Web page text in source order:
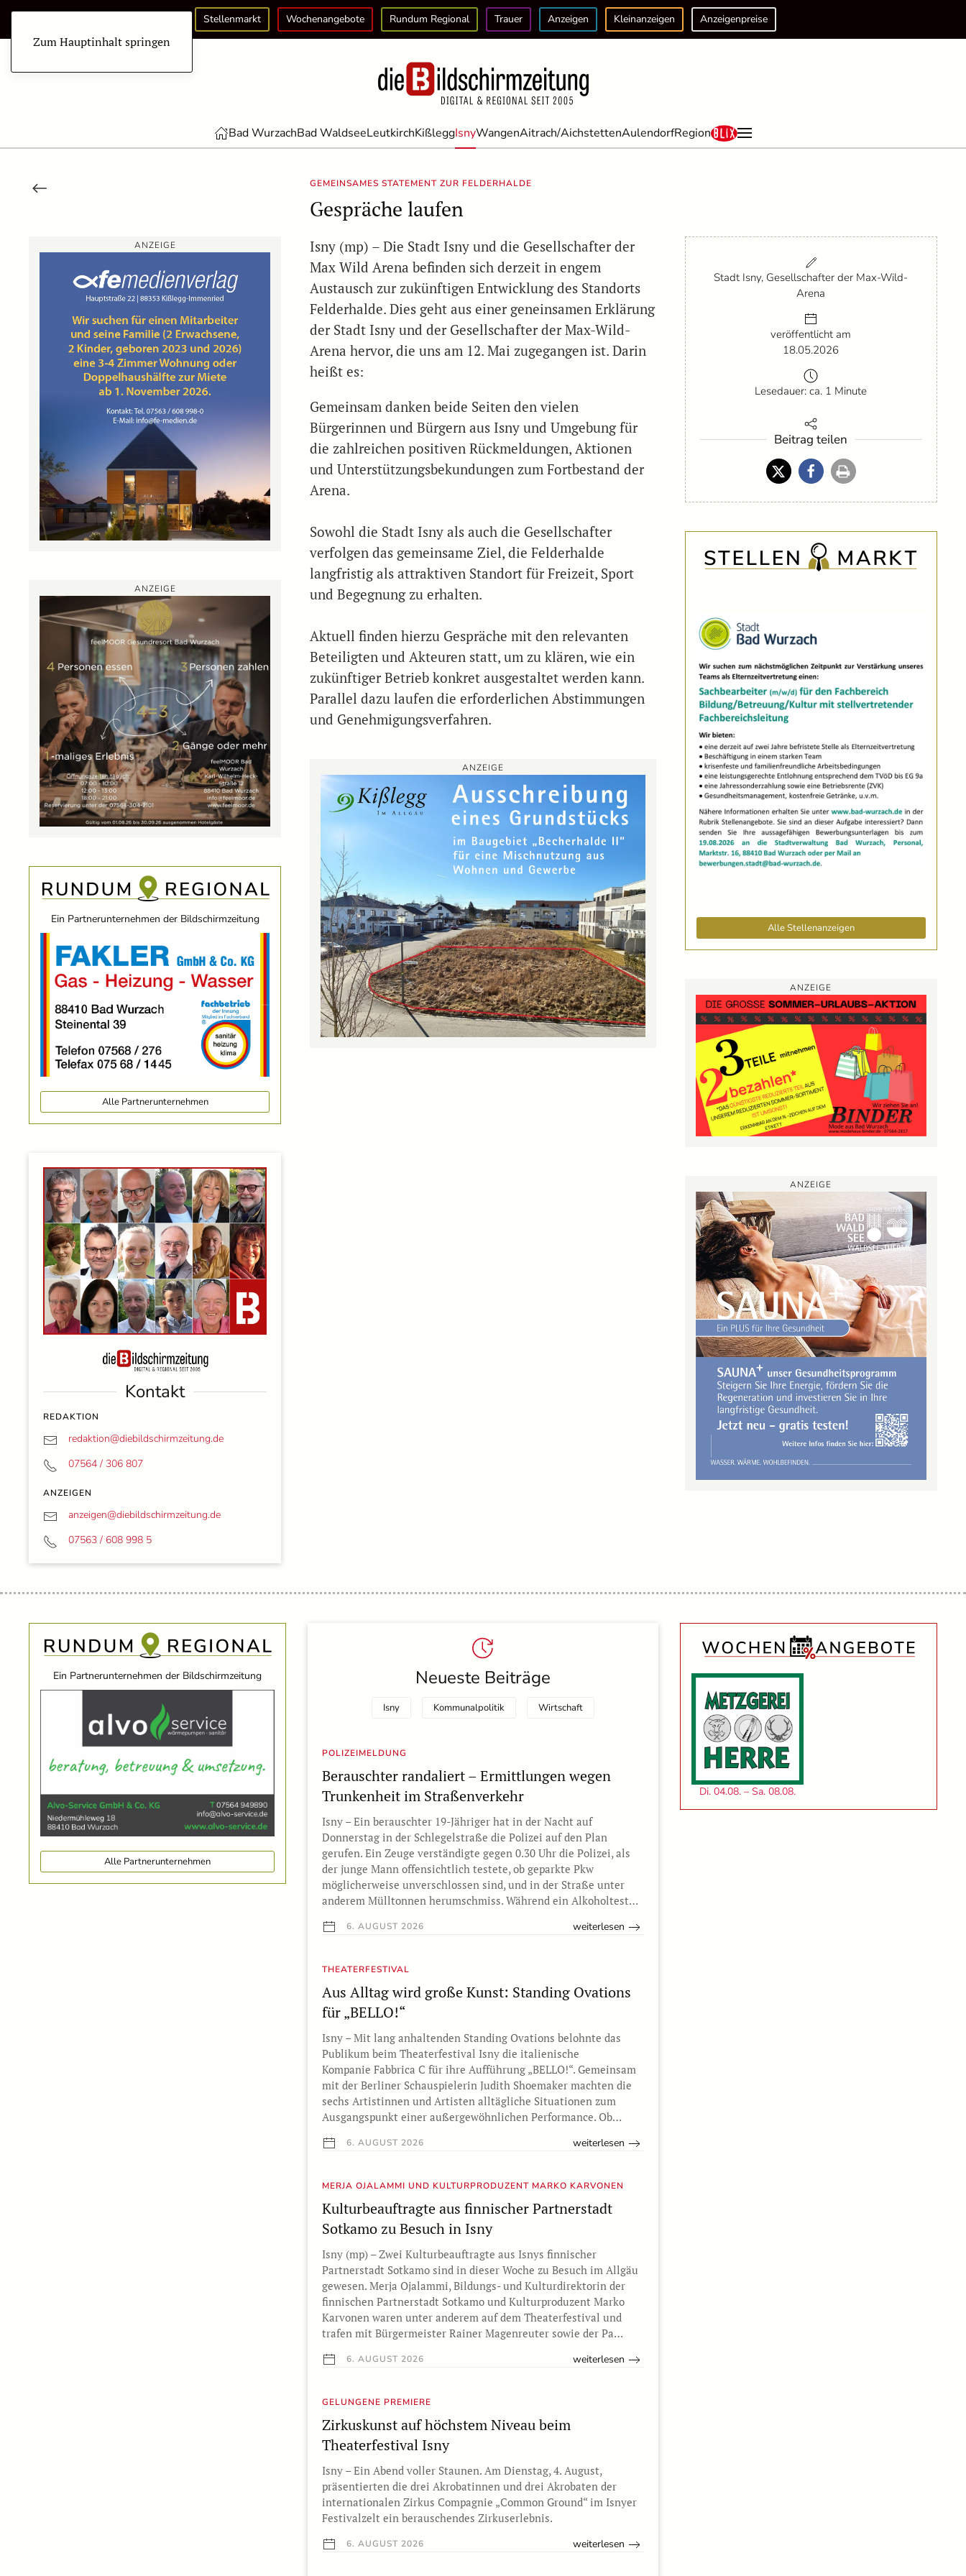
Zum Hauptinhalt springen
Stellenmarkt Wochenangebote Rundum Regional Trauer Anzeigen Kleinanzeigen Anzeigenpreise
Bad WurzachBad WaldseeLeutkirchKißleggIsnyWangenAitrach/AichstettenAulendorfRegion
GEMEINSAMES STATEMENT ZUR FELDERHALDE
Gespräche laufen
ANZEIGE
ANZEIGE
Ein Partnerunternehmen der Bildschirmzeitung
Alle Partnerunternehmen
Kontakt
REDAKTION
redaktion@diebildschirmzeitung.de
07564 / 306 807
ANZEIGEN
anzeigen@diebildschirmzeitung.de
07563 / 608 998 5
Isny (mp) – Die Stadt Isny und die Gesellschafter der
Max Wild Arena befinden sich derzeit in engem
Austausch zur zukünftigen Entwicklung des Standorts
Felderhalde. Dies geht aus einer geneinsamen Erklärung
der Stadt Isny und der Gesellschafter der Max-Wild-
Arena hervor, die uns am 12. Mai zugegangen ist. Darin
heißt es:
Gemeinsam danken beide Seiten den vielen
Bürgerinnen und Bürgern aus Isny und Umgebung für
die zahlreichen positiven Rückmeldungen, Aktionen
und Unterstützungsbekundungen zum Fortbestand der
Arena.
Sowohl die Stadt Isny als auch die Gesellschafter
verfolgen das gemeinsame Ziel, die Felderhalde
langfristig als attraktiven Standort für Freizeit, Sport
und Begegnung zu erhalten.
Aktuell finden hierzu Gespräche mit den relevanten
Beteiligten und Akteuren statt, um zu klären, wie ein
zukünftiger Betrieb konkret ausgestaltet werden kann.
Parallel dazu laufen die erforderlichen Abstimmungen
und Genehmigungsverfahren.
ANZEIGE
Stadt Isny, Gesellschafter der Max-Wild-
Arena
veröffentlicht am
18.05.2026
Lesedauer: ca. 1 Minute
Beitrag teilen
Alle Stellenanzeigen
ANZEIGE
ANZEIGE
Neueste Beiträge
Isny Kommunalpolitik Wirtschaft
POLIZEIMELDUNG
Berauschter randaliert – Ermittlungen wegen
Trunkenheit im Straßenverkehr
Isny – Ein berauschter 19-Jähriger hat in der Nacht auf
Donnerstag in der Schlegelstraße die Polizei auf den Plan
gerufen. Ein Zeuge verständigte gegen 0.30 Uhr die Polizei, als
der junge Mann offensichtlich testete, ob geparkte Pkw
möglicherweise unverschlossen sind, und in der Straße unter
anderem Mülltonnen herumschmiss. Während ein Alkoholtest…
6. AUGUST 2026 weiterlesen
THEATERFESTIVAL
Aus Alltag wird große Kunst: Standing Ovations
für „BELLO!“
Isny – Mit lang anhaltenden Standing Ovations belohnte das
Publikum beim Theaterfestival Isny die italienische
Kompanie Fabbrica C für ihre Aufführung „BELLO!“. Gemeinsam
mit der Berliner Schauspielerin Judith Shoemaker machten die
sechs Artistinnen und Artisten alltägliche Situationen zum
Ausgangspunkt einer außergewöhnlichen Performance. Ob…
6. AUGUST 2026 weiterlesen
MERJA OJALAMMI UND KULTURPRODUZENT MARKO KARVONEN
Kulturbeauftragte aus finnischer Partnerstadt
Sotkamo zu Besuch in Isny
Isny (mp) – Zwei Kulturbeauftragte aus Isnys finnischer
Partnerstadt Sotkamo sind in dieser Woche zu Besuch im Allgäu
gewesen. Merja Ojalammi, Bildungs- und Kulturdirektorin der
finnischen Partnerstadt Sotkamo und Kulturproduzent Marko
Karvonen waren unter anderem auf dem Theaterfestival und
trafen mit Bürgermeister Rainer Magenreuter sowie der Pa…
6. AUGUST 2026 weiterlesen
GELUNGENE PREMIERE
Zirkuskunst auf höchstem Niveau beim
Theaterfestival Isny
Isny – Ein Abend voller Staunen. Am Dienstag, 4. August,
präsentierten die drei Akrobatinnen und drei Akrobaten der
internationalen Zirkus Compagnie „Common Ground“ im Isnyer
Festivalzelt ein berauschendes Zirkuserlebnis.
6. AUGUST 2026 weiterlesen
Ein Partnerunternehmen der Bildschirmzeitung
Alle Partnerunternehmen
Di. 04.08. – Sa. 08.08.